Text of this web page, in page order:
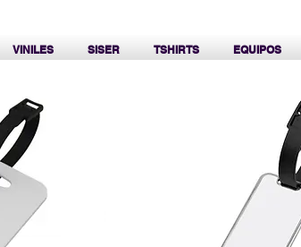
VINILES SISER TSHIRTS EQUIPOS